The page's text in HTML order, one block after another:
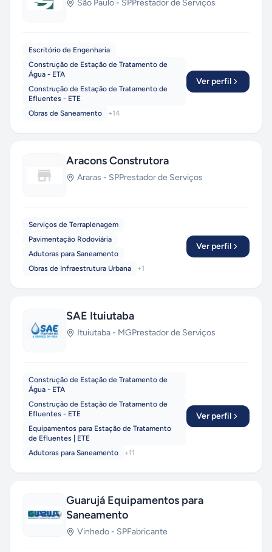
São Paulo - SPPrestador de Serviços
Escritório de Engenharia
Construção de Estação de Tratamento de
Água - ETA
Construção de Estação de Tratamento de
Efluentes - ETE
Obras de Saneamento
+14
Ver perfil
Aracons Construtora
Araras - SPPrestador de Serviços
Serviços de Terraplenagem
Pavimentação Rodoviária
Adutoras para Saneamento
Obras de Infraestrutura Urbana
+1
Ver perfil
SAE Ituiutaba
Ituiutaba - MGPrestador de Serviços
Construção de Estação de Tratamento de
Água - ETA
Construção de Estação de Tratamento de
Efluentes - ETE
Equipamentos para Estação de Tratamento
de Efluentes | ETE
Adutoras para Saneamento
+11
Ver perfil
Guarujá Equipamentos para
Saneamento
Vinhedo - SPFabricante